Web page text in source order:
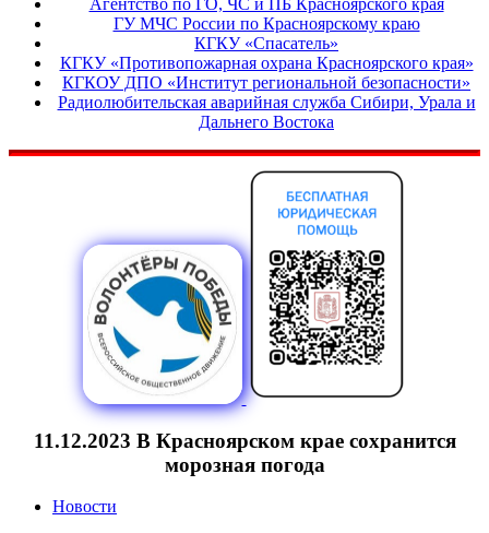
Агентство по ГО, ЧС и ПБ Красноярского края
ГУ МЧС России по Красноярскому краю
КГКУ «Спасатель»
КГКУ «Противопожарная охрана Красноярского края»
КГКОУ ДПО «Институт региональной безопасности»
Радиолюбительская аварийная служба Сибири, Урала и
Дальнего Востока
11.12.2023 В Красноярском крае сохранится
морозная погода
Новости